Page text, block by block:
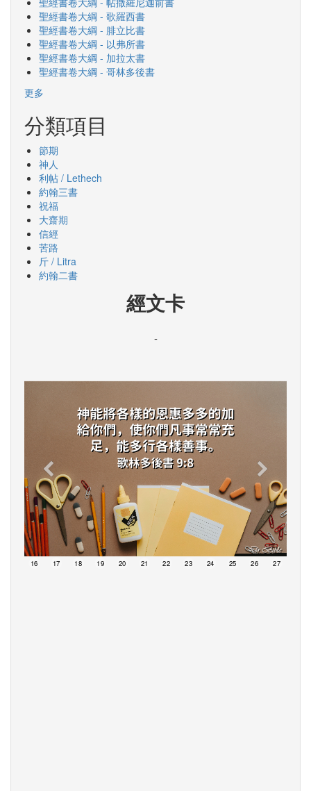
聖經書卷大綱 - 歌羅西書
聖經書卷大綱 - 腓立比書
聖經書卷大綱 - 以弗所書
聖經書卷大綱 - 加拉太書
聖經書卷大綱 - 哥林多後書
更多
分類項目
節期
神人
利帖 / Lethech
約翰三書
祝福
大齋期
信經
苦路
斤 / Litra
約翰二書
經文卡
-
16 17 18 19 20 21 22 23 24 25 26 27